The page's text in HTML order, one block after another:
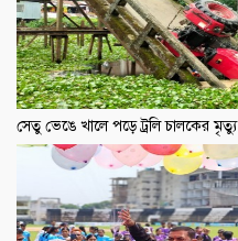
সেতু ভেঙে খালে পড়ে ট্রলি চালকের মৃত্যু